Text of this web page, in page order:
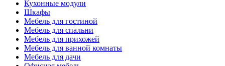
Кухонные модули
Шкафы
Мебель для гостиной
Мебель для спальни
Мебель для прихожей
Мебель для ванной комнаты
Мебель для дачи